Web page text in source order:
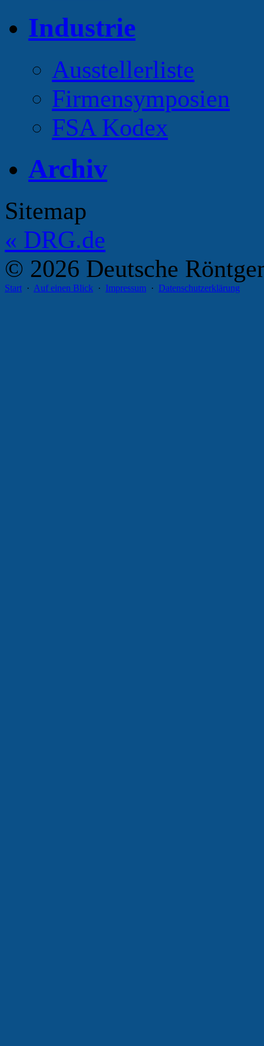
Industrie
Ausstellerliste
Firmensymposien
FSA Kodex
Archiv
Sitemap
« DRG.de
© 2026 Deutsche
Start · Auf einen Blick · Impressum · Datenschutzerklärung